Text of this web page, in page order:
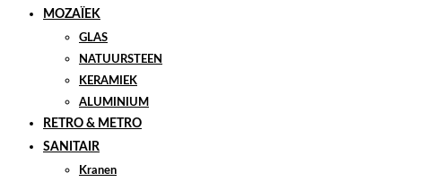
MOZAÏEK
GLAS
NATUURSTEEN
KERAMIEK
ALUMINIUM
RETRO & METRO
SANITAIR
Kranen